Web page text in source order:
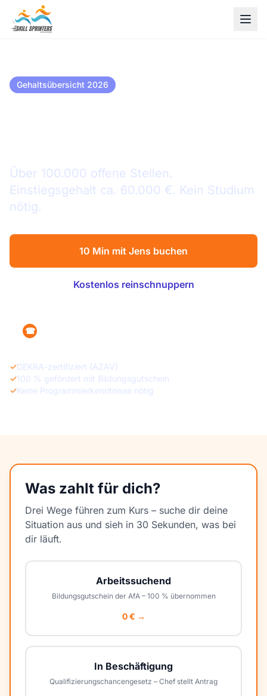
Gehaltsübersicht 2026
Über 100.000 offene Stellen.
Einstiegsgehalt ca. 60.000 €. Kein Studium
nötig.
10 Min mit Jens buchen
Kostenlos reinschnuppern
☎
✓DEKRA-zertifiziert (AZAV)
✓100 % gefördert mit Bildungsgutschein
✓Keine Programmierkenntnisse nötig
Was zahlt für dich?
Drei Wege führen zum Kurs – suche dir deine
Situation aus und sieh in 30 Sekunden, was bei
dir läuft.
Arbeitssuchend
Bildungsgutschein der AfA – 100 % übernommen
0 € →
In Beschäftigung
Qualifizierungschancengesetz – Chef stellt Antrag